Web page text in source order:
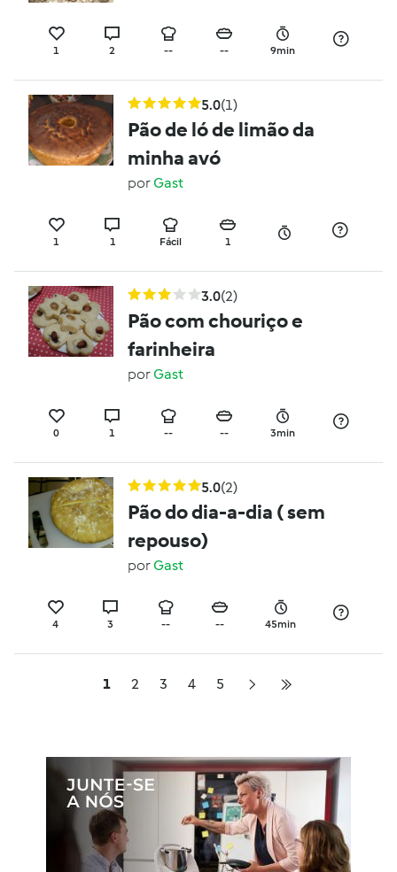
1 2 -- -- 9min
5.0(1)
Pão de ló de limão da
minha avó
porGast
1 1 Fácil 1
3.0(2)
Pão com chouriço e
farinheira
porGast
0 1 -- -- 3min
5.0(2)
Pão do dia-a-dia ( sem
repouso)
porGast
4 3 -- -- 45min
1 2 3 4 5